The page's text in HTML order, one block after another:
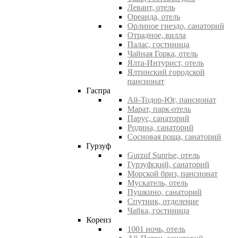
Левант, отель
Ореанда, отель
Орлиное гнездо, санаторий
Отрадное, вилла
Палас, гостиница
Чайная Горка, отель
Ялта-Интурист, отель
Ялтинский городской
пансионат
Гаспра
Ай-Тодор-Юг, пансионат
Марат, парк-отель
Парус, санаторий
Родина, санаторий
Сосновая роща, санаторий
Гурзуф
Gurzuf Sunrise, отель
Гурзуфский, санаторий
Морской бриз, пансионат
Мускатель, отель
Пушкино, санаторий
Спутник, отделение
Чайка, гостиница
Кореиз
1001 ночь, отель